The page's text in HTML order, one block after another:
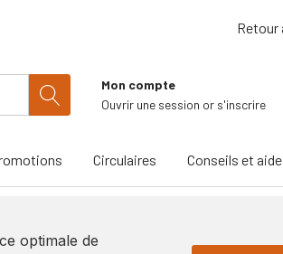
Retour
Mon compte
Ouvrir une session or s'inscrire
Circulaires Conseils et aide
optimale de